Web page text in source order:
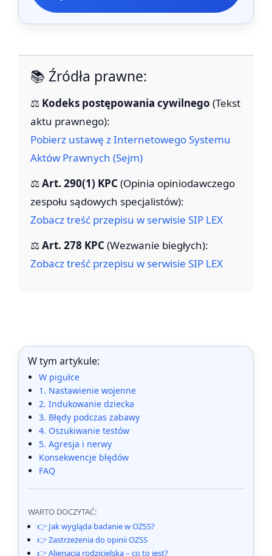
📚 Źródła prawne:
⚖️ Kodeks postępowania cywilnego (Tekst
aktu prawnego):
Pobierz ustawę z Internetowego Systemu
Aktów Prawnych (Sejm)
⚖️Art. 290(1) KPC (Opinia opiniodawczego
zespołu sądowych specjalistów):
Zobacz treść przepisu w serwisie SIP LEX
⚖️Art. 278 KPC (Wezwanie biegłych):
Zobacz treść przepisu w serwisie SIP LEX
W tym artykule:
W pigułce
1. Nastawienie wojenne
2. Indukowanie dziecka
3. Błędy podczas zabawy
4. Oszukiwanie testów
5. Agresja i nerwy
Konsekwencje błędów
FAQ
WARTO DOCZYTAĆ:
👉 Jak wygląda badanie w OZSS?
👉 Zastrzeżenia do opinii OZSS
👉 Alienacja rodzicielska – co to jest?